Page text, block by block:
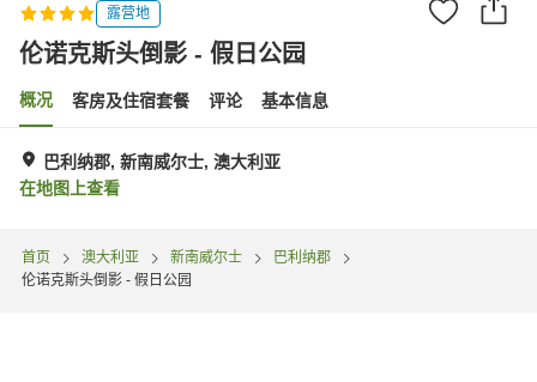
露营地
伦诺克斯头倒影 - 假日公园
概况 客房及住宿套餐 评论 基本信息
巴利纳郡, 新南威尔士, 澳大利亚
在地图上查看
首页 澳大利亚 新南威尔士
巴利纳郡
伦诺克斯头倒影 - 假日公园